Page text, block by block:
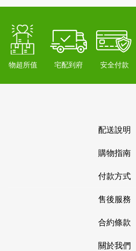
物超所值 宅配到府 安全付款
配送說明
購物指南
付款方式
售後服務
合約條款
關於我們